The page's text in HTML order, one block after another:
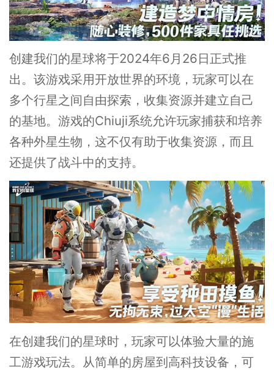
创建我们的星球将于2024年6月26日正式推
出。该游戏采用开放世界的环境，玩家可以在
多个行星之间自由探索，收集资源并建立自己
的基地。游戏的Chiuji系统允许玩家捕获和培养
各种外星生物，这不仅有助于收集资源，而且
还提供了战斗中的支持。
在创建我们的星球时，玩家可以体验大量的施
工游戏玩法。从简单的房屋到高科技设备，可